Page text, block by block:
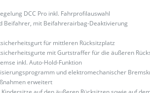
DCC Pro inkl. Fahrprofilauswahl
Beifahrer, mit Beifahrerairbag-Deaktivierung
für mittleren Rücksitzplatz
mit Gurtstraffer für die äußeren
inkl. Auto-Hold-Funktion
und elektromechanischer
erweitert